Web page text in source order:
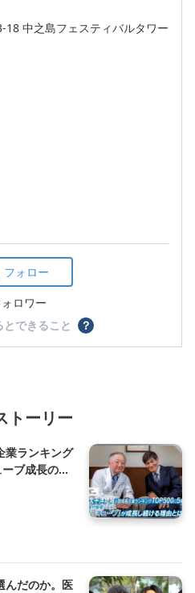
18 中之島フェスティバルタワー
フォロー
ロワー
できること
？
トーリー
業ランキング
ブ成長の軌
んだのか。医